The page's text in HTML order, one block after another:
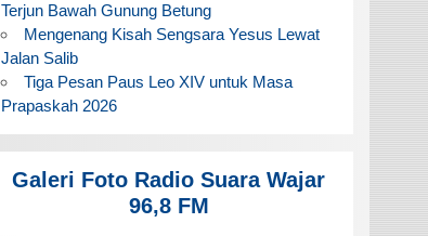
Terjun Bawah Gunung Betung
Mengenang Kisah Sengsara Yesus Lewat
Jalan Salib
Tiga Pesan Paus Leo XIV untuk Masa
Prapaskah 2026
Galeri Foto Radio Suara Wajar
96,8 FM